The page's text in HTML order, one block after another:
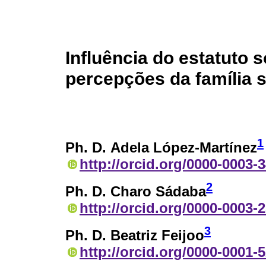
Influência do estatuto
percepções da família
Ph. D. Adela López-Martínez1
http://orcid.org/0000-0003-
Ph. D. Charo Sádaba2
http://orcid.org/0000-0003-
Ph. D. Beatriz Feijoo3
http://orcid.org/0000-0001-